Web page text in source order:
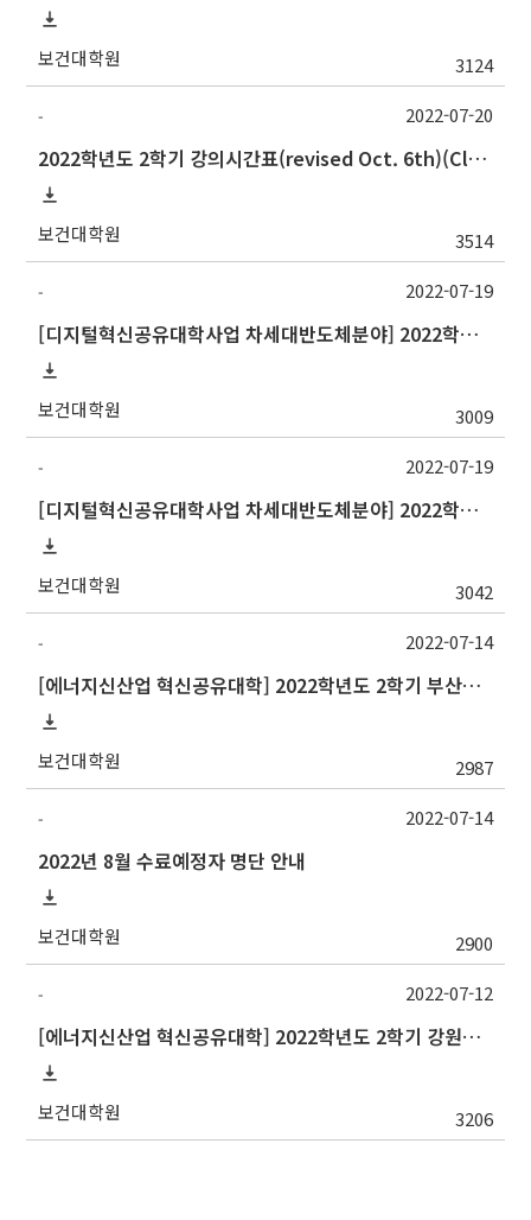
보건대학원 3124
-
2022학년도 2학기 강의시간표(revised Oct. 6th)(Class schedule, 2022 Fall semester)
보건대학원 3514
2022-07-20
-
[디지털혁신공유대학사업 차세대반도체분야] 2022학년도 2학기 강원대학교 교류 수학 안내
보건대학원 3009
2022-07-19
-
[디지털혁신공유대학사업 차세대반도체분야] 2022학년도 2학기 중앙대학교 정규 교류 수학 안내
보건대학원 3042
2022-07-19
-
[에너지신산업 혁신공유대학] 2022학년도 2학기 부산대학교 교류 수학 안내
보건대학원 2987
2022-07-14
-
2022년 8월 수료예정자 명단 안내
보건대학원 2900
2022-07-14
-
[에너지신산업 혁신공유대학] 2022학년도 2학기 강원대학교 교류 수학 안내
보건대학원 3206
2022-07-12